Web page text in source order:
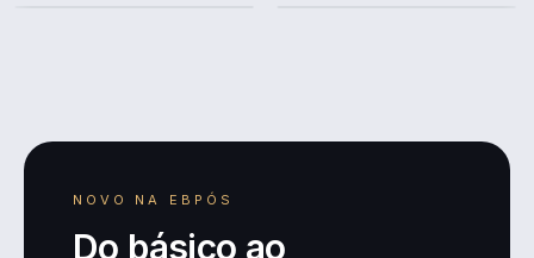
NOVO NA EBPÓS
Do básico ao